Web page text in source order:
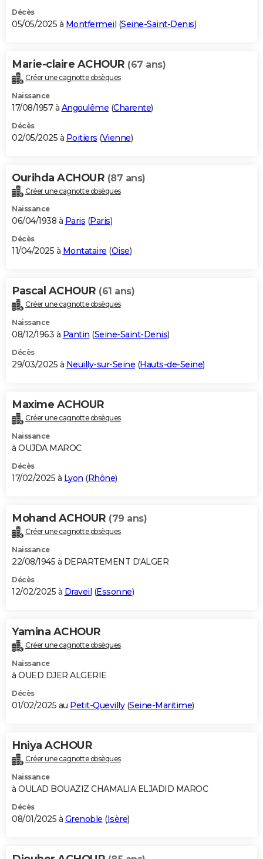
Décès
05/05/2025 à Montfermeil (Seine-Saint-Denis)
Marie-claire ACHOUR (67 ans)
Créer une cagnotte obsèques
Naissance
17/08/1957 à Angoulême (Charente)
Décès
02/05/2025 à Poitiers (Vienne)
Ourihda ACHOUR (87 ans)
Créer une cagnotte obsèques
Naissance
06/04/1938 à Paris (Paris)
Décès
11/04/2025 à Montataire (Oise)
Pascal ACHOUR (61 ans)
Créer une cagnotte obsèques
Naissance
08/12/1963 à Pantin (Seine-Saint-Denis)
Décès
29/03/2025 à Neuilly-sur-Seine (Hauts-de-Seine)
Maxime ACHOUR
Créer une cagnotte obsèques
Naissance
à OUJDA MAROC
Décès
17/02/2025 à Lyon (Rhône)
Mohand ACHOUR (79 ans)
Créer une cagnotte obsèques
Naissance
22/08/1945 à DEPARTEMENT D'ALGER
Décès
12/02/2025 à Draveil (Essonne)
Yamina ACHOUR
Créer une cagnotte obsèques
Naissance
à OUED DJER ALGERIE
Décès
01/02/2025 au Petit-Quevilly(Seine-Maritime)
Hniya ACHOUR
Créer une cagnotte obsèques
Naissance
à OULAD BOUAZIZ CHAMALIA ELJADID MAROC
Décès
08/01/2025 à Grenoble (Isère)